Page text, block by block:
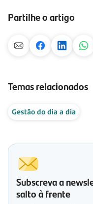
Partilhe o artigo
Temas relacionados
Gestão do dia a dia
Subscreva a
salto à frente